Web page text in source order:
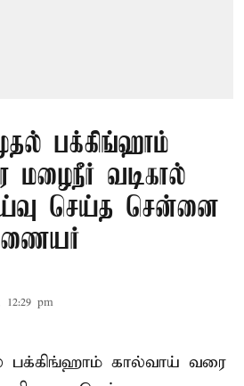
பக்கிங்ஹாம்
வடிகால்
செய்த சென்னை
12:29 pm
பக்கிங்ஹாம் கால்வாய் வரை